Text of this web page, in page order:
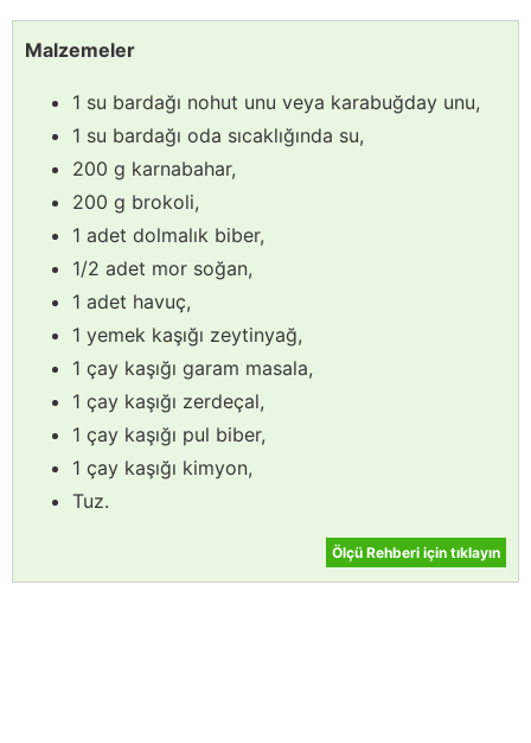
Malzemeler
1 su bardağı nohut unu veya karabuğday unu,
1 su bardağı oda sıcaklığında su,
200 g karnabahar,
200 g brokoli,
1 adet dolmalık biber,
1/2 adet mor soğan,
1 adet havuç,
1 yemek kaşığı zeytinyağ,
1 çay kaşığı garam masala,
1 çay kaşığı zerdeçal,
1 çay kaşığı pul biber,
1 çay kaşığı kimyon,
Tuz.
Ölçü Rehberi için tıklayın